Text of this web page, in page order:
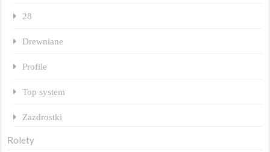
28
Drewniane
Profile
Top system
Zazdrostki
Rolety